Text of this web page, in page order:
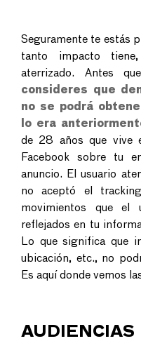
Seguramente te estás
tanto impacto
aterrizado. Antes
consideres que
no se podrá
lo era
de 28 años que vive
Facebook sobre tu
anuncio. El usuario
no aceptó el
movimientos que el
reflejados en tu
Lo que significa que
ubicación, etc., no
Es aquí donde vemos